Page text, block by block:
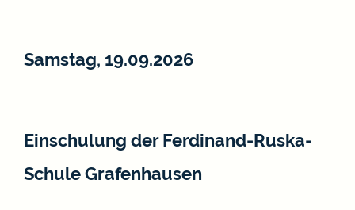
Samstag, 19.09.2026
Einschulung der Ferdinand-Ruska-
Schule Grafenhausen